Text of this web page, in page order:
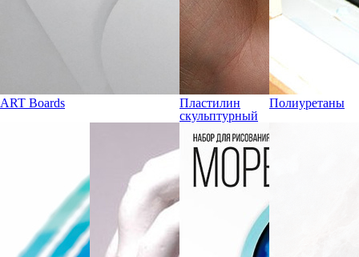
ART Boards
Пластилин
скульптурный
Полиуретаны